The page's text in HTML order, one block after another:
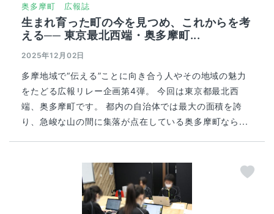
奥多摩町 広報誌
生まれ育った町の今を見つめ、これからを考
える── 東京最北西端・奥多摩町...
2025年12月02日
多摩地域で“伝える”ことに向き合う人やその地域の魅力
をたどる広報リレー企画第4弾。 今回は東京都最北西
端、奥多摩町です。 都内の自治体では最大の面積を誇
り、急峻な山の間に集落が点在している奥多摩町なら...